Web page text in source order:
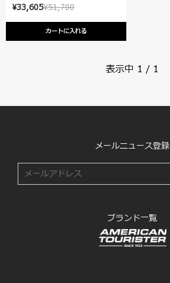
¥51,700
¥33,605
カートに入れる
表示中 1 / 1
メールニュース登録
ブランド一覧